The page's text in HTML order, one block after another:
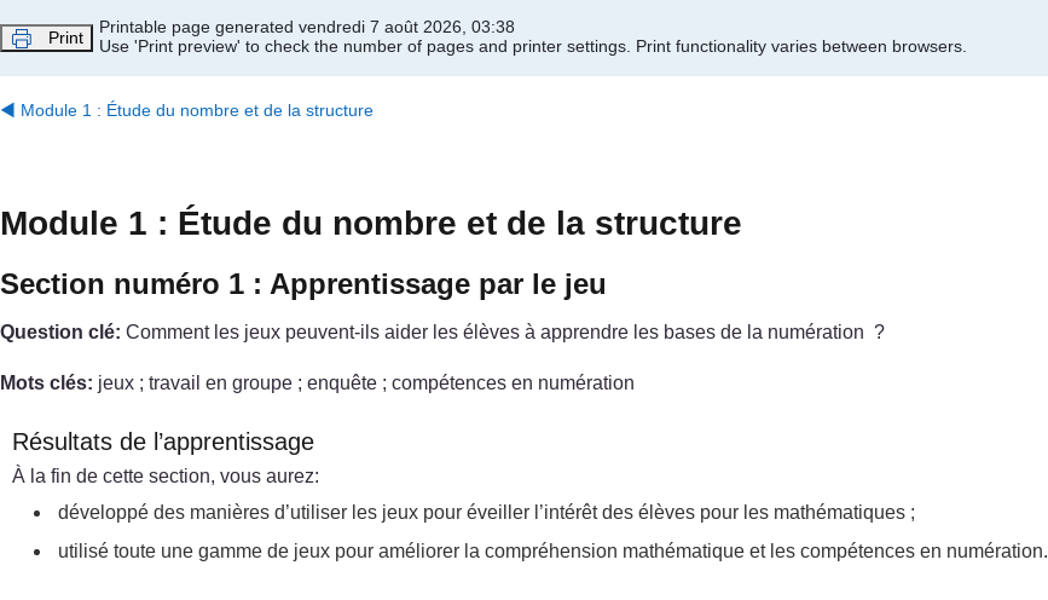
Print
Printable page generated vendredi 7 août 2026, 03:38
Use 'Print preview' to check the number of pages and printer settings. Print functionality varies between browsers.
◀︎ Module 1 : Étude du nombre et de la structure
Module 1 : Étude du nombre et de la structure
Section numéro 1 : Apprentissage par le jeu
Question clé: Comment les jeux peuvent-ils aider les élèves à apprendre les bases de la numération ?
Mots clés: jeux ; travail en groupe ; enquête ; compétences en numération
Résultats de l’apprentissage
À la fin de cette section, vous aurez:
développé des manières d’utiliser les jeux pour éveiller l’intérêt des élèves pour les mathématiques ;
utilisé toute une gamme de jeux pour améliorer la compréhension mathématique et les compétences en numération.